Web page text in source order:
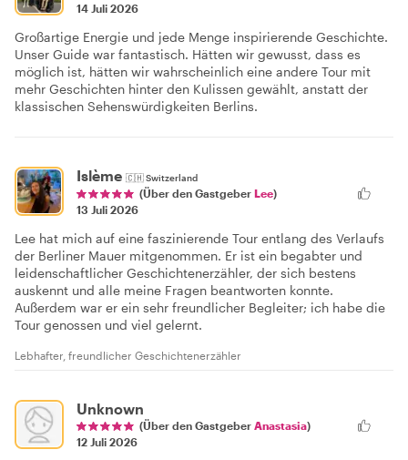
14 Juli 2026
Großartige Energie und jede Menge inspirierende Geschichte.
Unser Guide war fantastisch. Hätten wir gewusst, dass es
möglich ist, hätten wir wahrscheinlich eine andere Tour mit
mehr Geschichten hinter den Kulissen gewählt, anstatt der
klassischen Sehenswürdigkeiten Berlins.
Islème 🇨🇭Switzerland
(Über den Gastgeber Lee)
13 Juli 2026
Lee hat mich auf eine faszinierende Tour entlang des Verlaufs
der Berliner Mauer mitgenommen. Er ist ein begabter und
leidenschaftlicher Geschichtenerzähler, der sich bestens
auskennt und alle meine Fragen beantworten konnte.
Außerdem war er ein sehr freundlicher Begleiter; ich habe die
Tour genossen und viel gelernt.
Lebhafter, freundlicher Geschichtenerzähler
Unknown
(Über den Gastgeber Anastasia)
12 Juli 2026